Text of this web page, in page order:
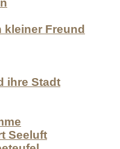
Freund
ihre Stadt
Seeluft